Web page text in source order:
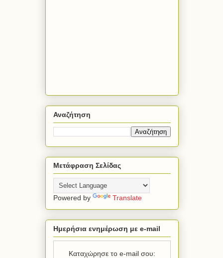
Αναζήτηση
Μετάφραση Σελίδας
Powered by Translate
Ημερήσια ενημέρωση με e-mail
Καταχώρησε το e-mail σου: